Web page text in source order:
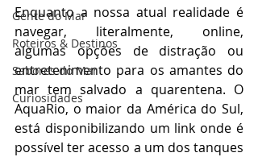
Gente do Mar
Roteiros & Destinos
Sabores do Mar
Curiosidades
Enquanto a nossa atual realidade é
navegar, literalmente, online,
algumas opções de distração ou
entretenimento para os amantes do
mar tem salvado a quarentena. O
AquaRio, o maior da América do Sul,
está disponibilizando um link onde é
possível ter acesso a um dos tanques